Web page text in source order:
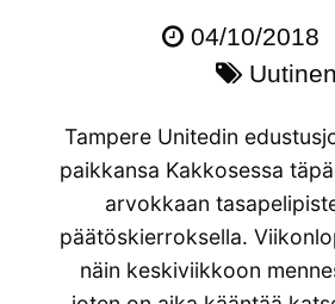
04/10/2018
Uutinen
Tampere Unitedin
paikkansa Kakkosessa
arvokkaan
päätöskierroksella.
näin keskiviikkoon